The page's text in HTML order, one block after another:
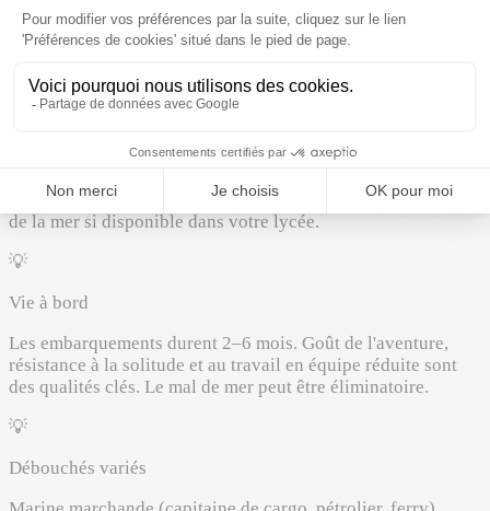
ENSM (École Nationale Supérieure Maritime) = voie
principale, reconnue, Parcoursup. Écoles privées type ENIM
indispensable (la mer se parle en anglais). Option Sciences
de la mer si disponible dans votre lycée.
💡
Vie à bord
Les embarquements durent 2–6 mois. Goût de l'aventure,
résistance à la solitude et au travail en équipe réduite sont
des qualités clés. Le mal de mer peut être éliminatoire.
💡
Débouchés variés